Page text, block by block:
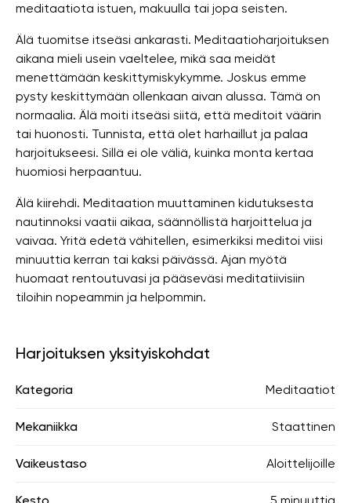
meditaatiota istuen, makuulla tai jopa seisten.
Älä tuomitse itseäsi ankarasti. Meditaatioharjoituksen
aikana mieli usein vaeltelee, mikä saa meidät
menettämään keskittymiskykymme. Joskus emme
pysty keskittymään ollenkaan aivan alussa. Tämä on
normaalia. Älä moiti itseäsi siitä, että meditoit väärin
tai huonosti. Tunnista, että olet harhaillut ja palaa
harjoitukseesi. Sillä ei ole väliä, kuinka monta kertaa
huomiosi herpaantuu.
Älä kiirehdi. Meditaation muuttaminen kidutuksesta
nautinnoksi vaatii aikaa, säännöllistä harjoittelua ja
vaivaa. Yritä edetä vähitellen, esimerkiksi meditoi viisi
minuuttia kerran tai kaksi päivässä. Ajan myötä
huomaat rentoutuvasi ja pääseväsi meditatiivisiin
tiloihin nopeammin ja helpommin.
Harjoituksen yksityiskohdat
Kategoria Meditaatiot
Mekaniikka Staattinen
Vaikeustaso Aloittelijoille